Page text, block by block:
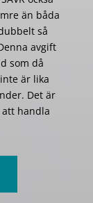
än båda
så
avgift
som då
är lika
Det är
handla